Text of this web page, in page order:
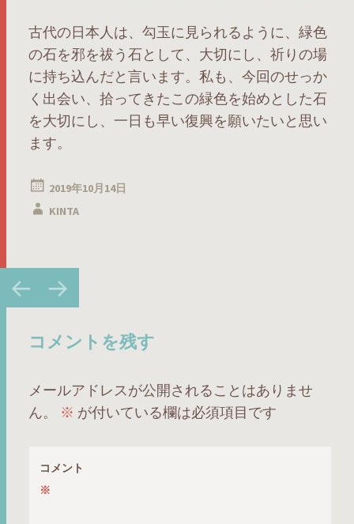
古代の日本人は、勾玉に見られるように、緑色
の石を邪を祓う石として、大切にし、祈りの場
に持ち込んだと言います。私も、今回のせっか
く出会い、拾ってきたこの緑色を始めとした石
を大切にし、一日も早い復興を願いたいと思い
ます。
2019年10月14日
KINTA
投
稿
ビ
ー
シ
ョ
コメントを残す
メールアドレスが公開されることはありませ
ん。
※ が付いている欄は必須項目です
コメント
※